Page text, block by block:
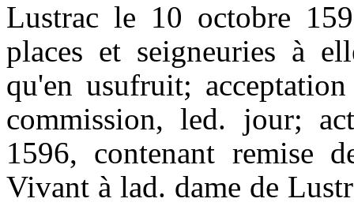
Lustrac le 10 octobre
places et seigneuries à
qu'en usufruit;
commission,led. jour;
1596, contenant remise
Vivant à lad. dame de